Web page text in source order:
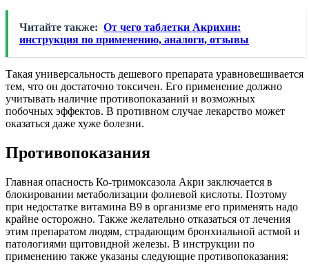
Читайте также: От чего таблетки Акрихин:
инструкция по применению, аналоги, отзывы
Такая универсальность дешевого препарата уравновешивается
тем, что он достаточно токсичен. Его применение должно
учитывать наличие противопоказаний и возможных
побочных эффектов. В противном случае лекарство может
оказаться даже хуже болезни.
Противопоказания
Главная опасность Ко-тримоксазола Акри заключается в
блокировании метаболизации фолиевой кислоты. Поэтому
при недостатке витамина В9 в организме его применять надо
крайне осторожно. Также желательно отказаться от лечения
этим препаратом людям, страдающим бронхиальной астмой и
патологиями щитовидной железы. В инструкции по
применению также указаны следующие противопоказания: